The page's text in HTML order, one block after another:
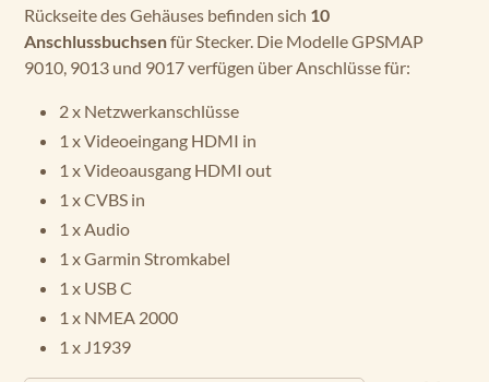
Rückseite des Gehäuses befinden sich 10
Anschlussbuchsenfür Stecker. Die Modelle GPSMAP
9010, 9013 und 9017 verfügen über Anschlüsse für:
2 x Netzwerkanschlüsse
1 x Videoeingang HDMI in
1 x Videoausgang HDMI out
1 x CVBS in
1 x Audio
1 x Garmin Stromkabel
1 x USB C
1 x NMEA 2000
1 x J1939